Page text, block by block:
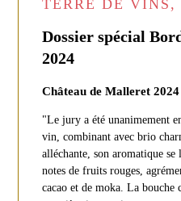
TERRE DE VINS,
Dossier spécial
2024
Château de Malleret
"Le jury a été unanimement
vin, combinant avec brio
alléchante, son aromatique
notes de fruits rouges,
cacao et de moka. La bouche